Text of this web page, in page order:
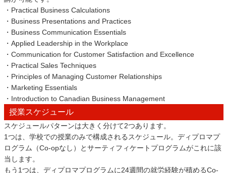
・Practical Business Calculations
・Business Presentations and Practices
・Business Communication Essentials
・Applied Leadership in the Workplace
・Communication for Customer Satisfaction and Excellence
・Practical Sales Techniques
・Principles of Managing Customer Relationships
・Marketing Essentials
・Introduction to Canadian Business Management
授業スケジュール
スケジュールパターンは大きく分けて2つあります。
1つは、学校での授業のみで構成されるスケジュール。ディプロマプ
ログラム（Co-opなし）とサーティフィケートプログラムがこれに該
当します。
もう1つは、ディプロマプログラムに24週間の就労経験が積めるCo-